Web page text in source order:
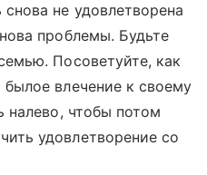
не удовлетворена
проблемы. Будьте
Посоветуйте, как
былое влечение к своему
налево, чтобы потом
удовлетворение со